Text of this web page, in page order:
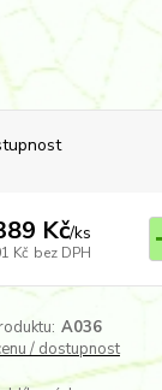
Kč/ks
Kč bez DPH
A036
/ dostupnost